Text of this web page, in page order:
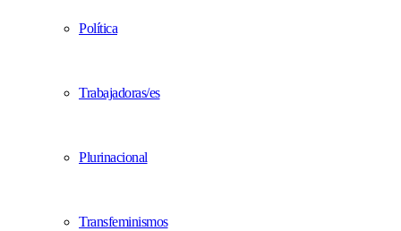
Política
Trabajadoras/es
Plurinacional
Transfeminismos